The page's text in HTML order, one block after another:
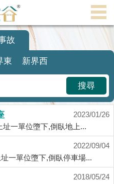
故
東 新界西
搜尋
2023/01/26
一單位墮下,倒臥地上...
2022/09/04
一單位墮下,倒臥停車場...
2018/05/24